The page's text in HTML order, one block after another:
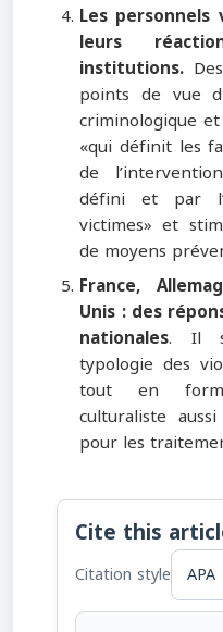
Les
leurs
institutions.
points de vue
criminologique
«qui définit les
de
défini et par
victimes» et
de moyens
France,
Unis : des
nationales. Il
typologie des
tout en
culturaliste
pour les
Cite this
Citation style